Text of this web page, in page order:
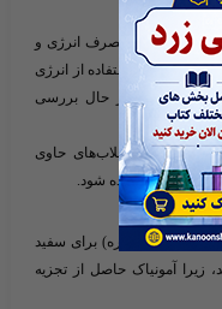
با روش‌های کم‌مصرف انرژی و
مثال، استفاده از انرژی
خورشیدی یا الکتروکاتالیست‌ها برای واکنش آمونیاک و CO₂ در حال بررسی
ترکیب از فاضلاب‌های حاوی
اولیه استفاده شود.
ادرار (حاوی اوره) برای سفید
زیرا آمونیاک حاصل از تجزیه